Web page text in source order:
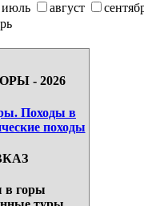
июль август
- 2026
в горы